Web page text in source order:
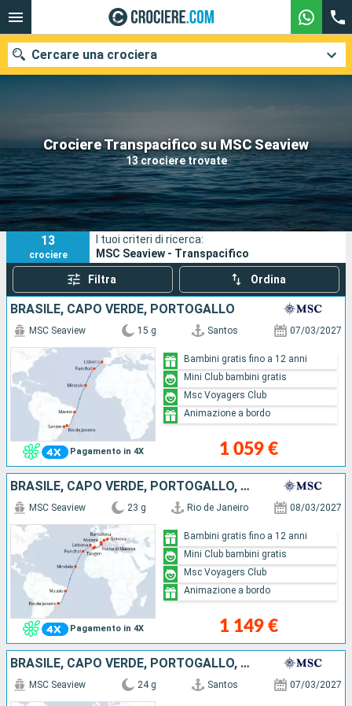
Crociere Transpacifico su MSC Seaview
13 crociere trovate
Cercare una crociera
Le nostre destinazioni
Mesi di partenza
Porti Compagnie
Ricerca
13
crociere
I tuoi criteri di ricerca:
MSC Seaview - Transpacifico
Filtra Ordina
BRASILE, CAPO VERDE, PORTOGALLO
Pagamento in 4X
MSC Seaview 15 g Santos 07/03/2027
1 059 €
Bambini gratis fino a 12 anni
Mini Club bambini gratis
Msc Voyagers Club
Animazione a bordo
BRASILE, CAPO VERDE, PORTOGALLO, MAROCCO, MAIORCA, SPAGNA, FRANCIA, ITALIA
Pagamento in 4X
MSC Seaview 23 g Rio de Janeiro 08/03/2027
1 149 €
Bambini gratis fino a 12 anni
Mini Club bambini gratis
Msc Voyagers Club
Animazione a bordo
BRASILE, CAPO VERDE, PORTOGALLO, MAROCCO, MAIORCA, SPAGNA, FRANCIA, ITALIA
MSC Seaview 24 g Santos 07/03/2027